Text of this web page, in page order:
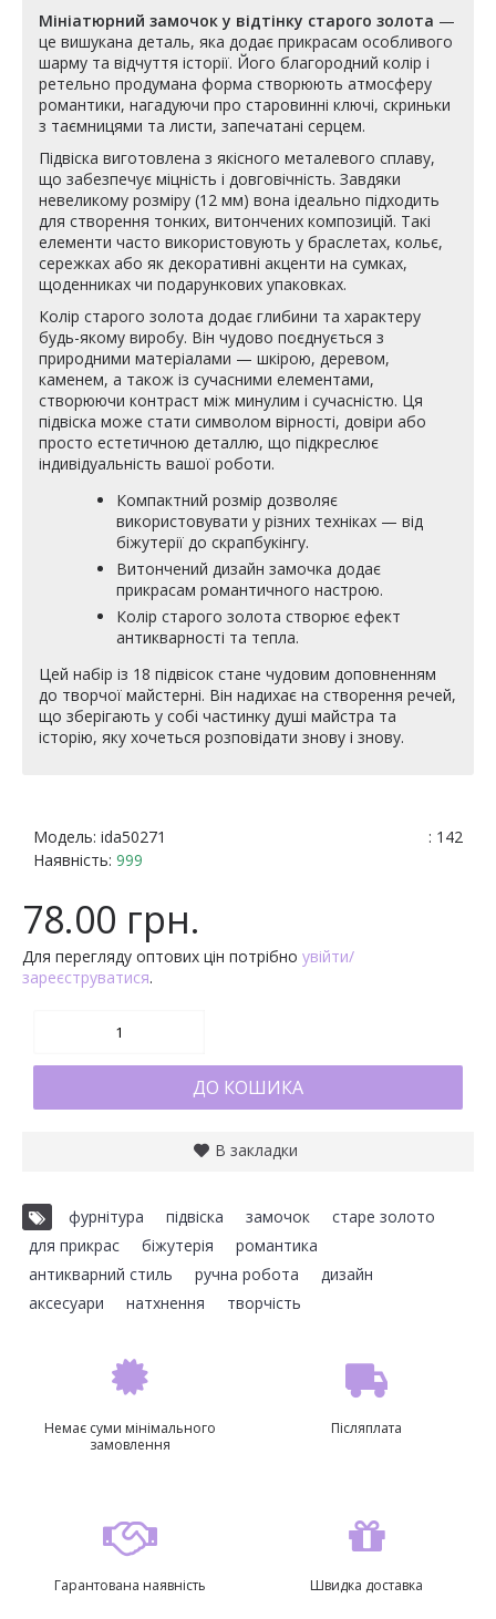
Мініатюрний замочок у відтінку старого золота —
це вишукана деталь, яка додає прикрасам особливого
шарму та відчуття історії. Його благородний колір і
ретельно продумана форма створюють атмосферу
романтики, нагадуючи про старовинні ключі, скриньки
з таємницями та листи, запечатані серцем.
Підвіска виготовлена з якісного металевого сплаву,
що забезпечує міцність і довговічність. Завдяки
невеликому розміру (12 мм) вона ідеально підходить
для створення тонких, витончених композицій. Такі
елементи часто використовують у браслетах, кольє,
сережках або як декоративні акценти на сумках,
щоденниках чи подарункових упаковках.
Колір старого золота додає глибини та характеру
будь-якому виробу. Він чудово поєднується з
природними матеріалами — шкірою, деревом,
каменем, а також із сучасними елементами,
створюючи контраст між минулим і сучасністю. Ця
підвіска може стати символом вірності, довіри або
просто естетичною деталлю, що підкреслює
індивідуальність вашої роботи.
Компактний розмір дозволяє
використовувати у різних техніках — від
біжутерії до скрапбукінгу.
Витончений дизайн замочка додає
прикрасам романтичного настрою.
Колір старого золота створює ефект
антикварності та тепла.
Цей набір із 18 підвісок стане чудовим доповненням
до творчої майстерні. Він надихає на створення речей,
що зберігають у собі частинку душі майстра та
історію, яку хочеться розповідати знову і знову.
: 142
Модель: ida50271
Наявність: 999
78.00 грн.
Для перегляду оптових цін потрібно увійти/
зареєструватися.
ДО КОШИКА
В закладки
фурнітура підвіска замочок старе золото
для прикрас
біжутерія романтика
антикварний стиль
ручна робота дизайн
аксесуари
натхнення творчість
Немає суми мінімального
замовлення
Післяплата
Гарантована наявність Швидка доставка